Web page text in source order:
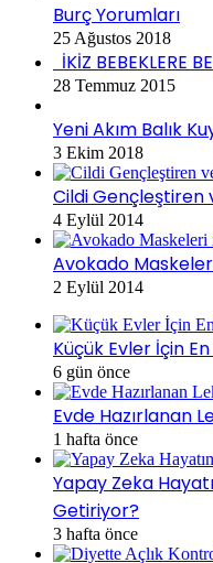
Burç Yorumları
25 Ağustos 2018
İKİZ BEBEKLERE
28 Temmuz 2015
Yeni Akım Balık
3 Ekim 2018
Cildi Gençleştiren
4 Eylül 2014
Avokado
2 Eylül 2014
Küçük Evler İçin
6 gün önce
Evde Hazırlanan
1 hafta önce
Yapay Zeka
Getiriyor?
3 hafta önce